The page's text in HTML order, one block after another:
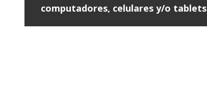
computadores, celulares y/o tablets